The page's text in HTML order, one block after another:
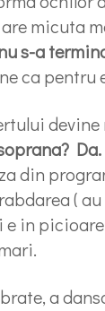
micuta
s-a
ca pentru
din
(
in
a